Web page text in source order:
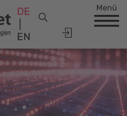
DE
EN
Menü